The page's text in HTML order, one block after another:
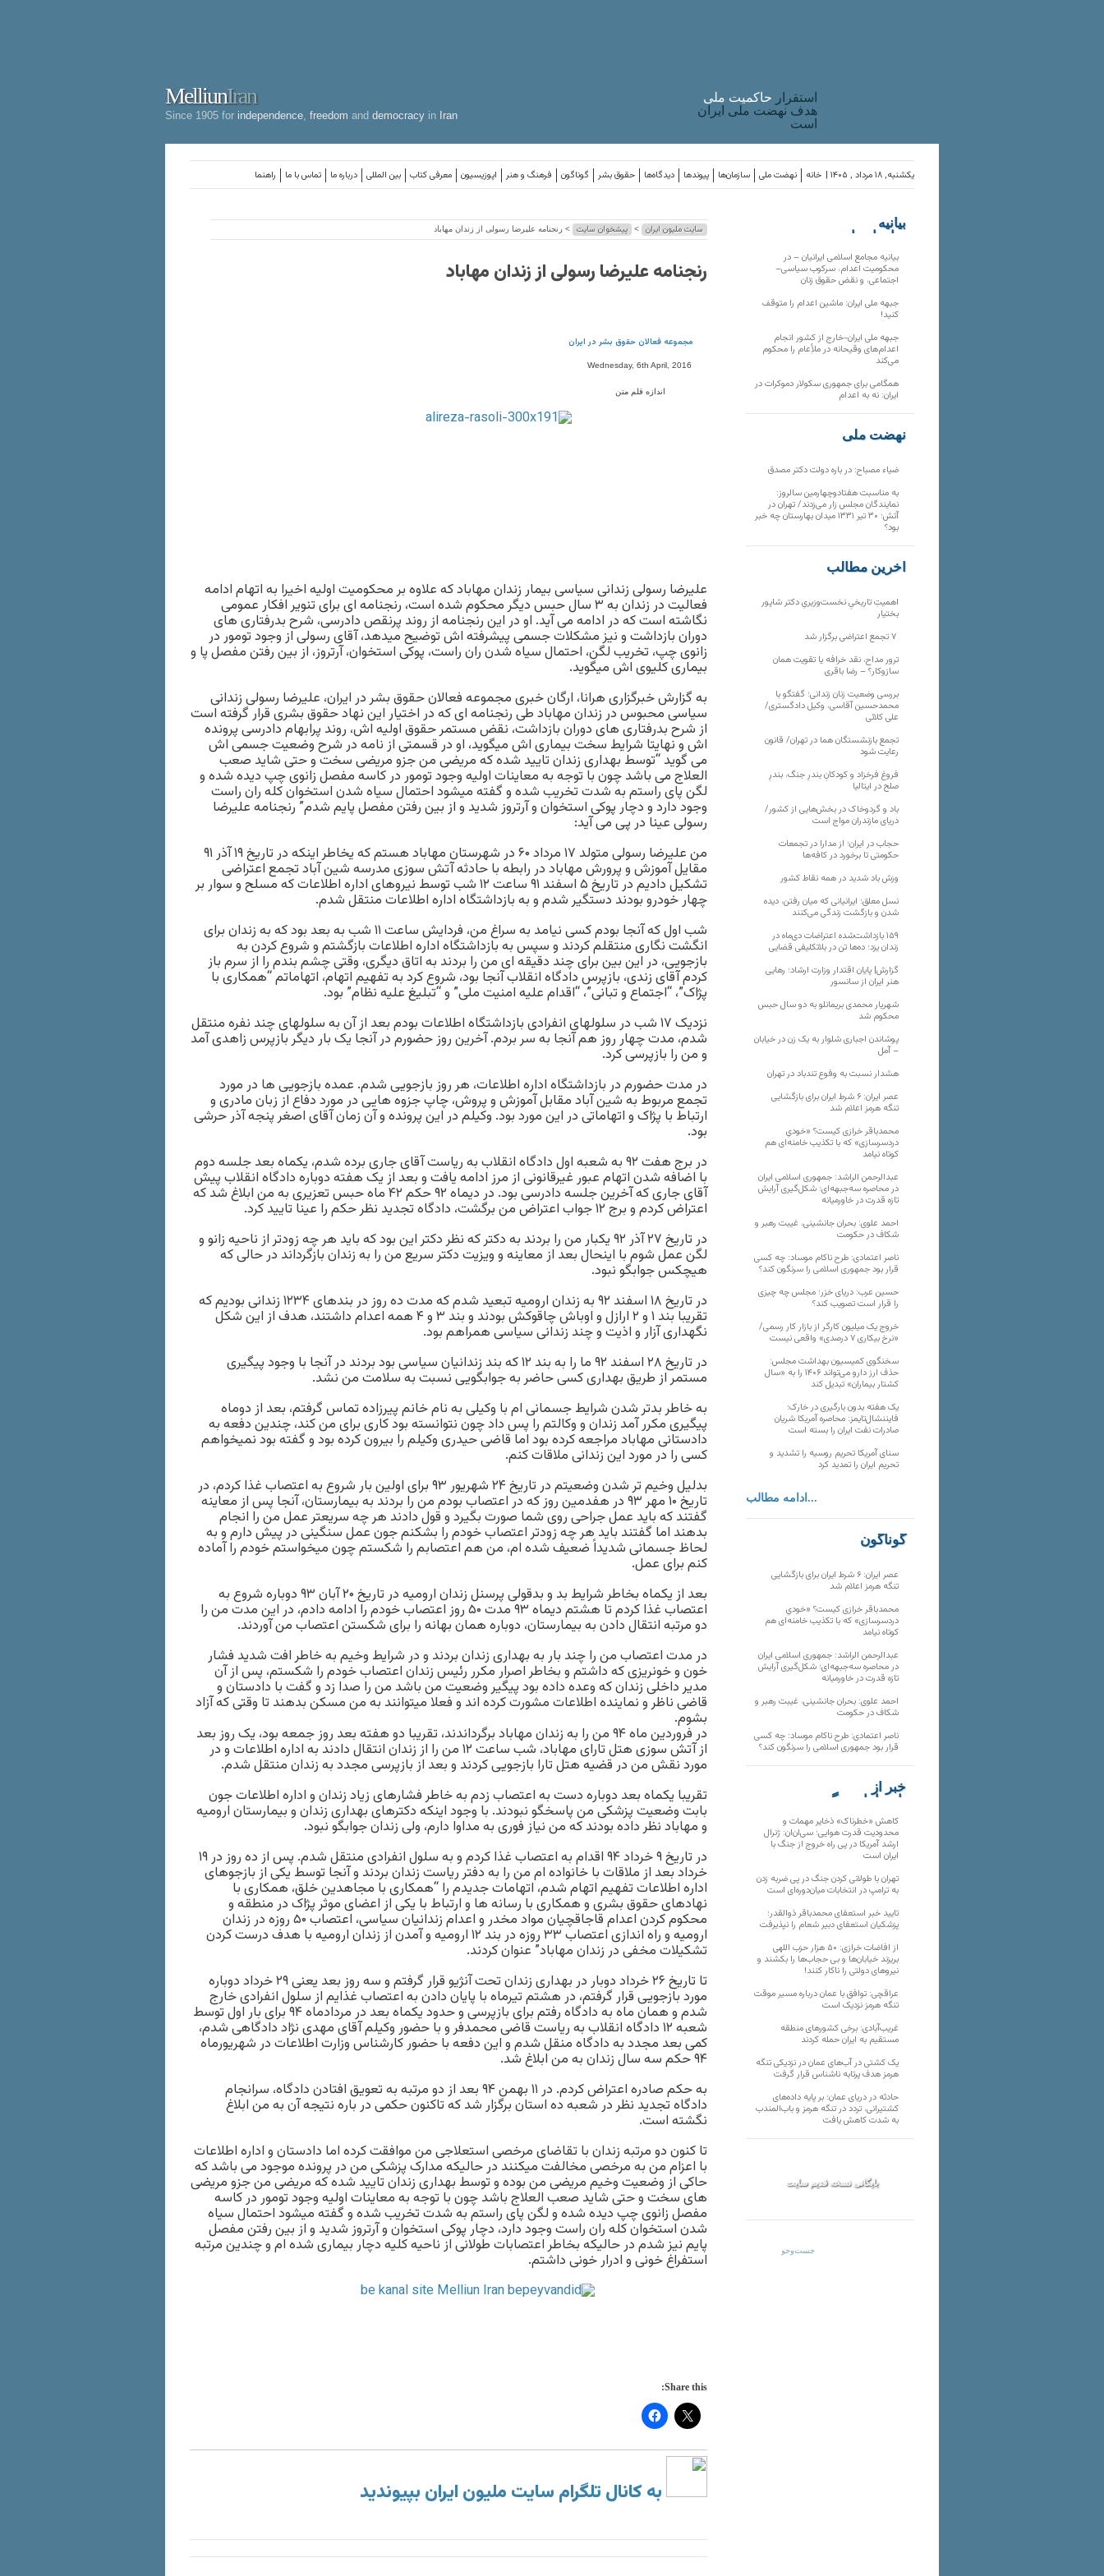
MelliunIran
Since 1905 for independence freedom and democracy in Iran
استقرار حاکميت ملی
هدف نهضت ملی ایران
است
راهنما تماس با ما درباره ما بین المللی معرفی کتاب اپوزیسیون فرهنگ و هنر گوناگون حقوق بشر دیدگاه‌ها پیوندها سازمان‌ها نهضت ملی خانه یکشنبه, ۱۸ مرداد , ۱۴۰۵ |
سایت ملیون ایران > پیشخوان سایت > رنجنامه علیرضا رسولی از زندان مهاباد
رنجنامه علیرضا رسولی از زندان مهاباد
مجموعه فعالان حقوق بشر در ایران
Wednesday, 6th April, 2016
اندازه قلم متن
علیرضا رسولی زندانی سیاسی بیمار زندان مهاباد که علاوه بر محکومیت اولیه اخیرا به اتهام ادامه
فعالیت در زندان به ۳ سال حبس دیگر محکوم شده است، رنجنامه ای برای تنویر افکار عمومی
نگاشته است که در ادامه می آید. او در این رنجنامه از روند پرنقص دادرسی، شرح بدرفتاری های
دوران بازداشت و نیز مشکلات جسمی پیشرفته اش توضیح میدهد، آقای رسولی از وجود تومور در
زانوی چپ، تخریب لگن، احتمال سیاه شدن ران راست، پوکی استخوان، آرتروز، از بین رفتن مفصل پا و
بیماری کلیوی اش میگوید.
به گزارش خبرگزاری هرانا، ارگان خبری مجموعه فعالان حقوق بشر در ایران، علیرضا رسولی زندانی
سیاسی محبوس در زندان مهاباد طی رنجنامه ای که در اختیار این نهاد حقوق بشری قرار گرفته است
از شرح بدرفتاری های دوران بازداشت، نقض مستمر حقوق اولیه اش، روند پرابهام دادرسی پرونده
اش و نهایتا شرایط سخت بیماری اش میگوید، او در قسمتی از نامه در شرح وضعیت جسمی اش
می گوید “توسط بهداری زندان تایید شده که مریضی من جزو مریضی سخت و حتی شاید صعب
العلاج می باشد چون با توجه به معاینات اولیه وجود تومور در کاسه مفصل زانوی چپ دیده شده و
لگن پای راستم به شدت تخریب شده و گفته میشود احتمال سیاه شدن استخوان کله ران راست
وجود دارد و دچار پوکی استخوان و آرتروز شدید و از بین رفتن مفصل پایم شدم” رنجنامه علیرضا
رسولی عینا در پی می آید:
من علیرضا رسولی متولد ۱۷ مرداد ۶۰ در شهرستان مهاباد هستم که یخاطر اینکه در تاریخ ۱۹ آذر ۹۱
مقایل آموزش و پرورش مهاباد در رابطه با حادثه آتش سوزی مدرسه شین آباد تجمع اعتراضی
تشکیل دادیم در تاریخ ۵ اسفند ۹۱ ساعت ۱۲ شب توسط نیروهای اداره اطلاعات که مسلح و سوار بر
چهار خودرو بودند دستگیر شدم و به بازداشتگاه اداره اطلاعات منتقل شدم.
شب اول که آنجا بودم کسی نیامد به سراغ من، فردایش ساعت ۱۱ شب به بعد بود که به زندان برای
انگشت نگاری منتقلم کردند و سپس به بازداشتگاه اداره اطلاعات بازگشتم و شروع کردن به
بازجویی، در این بین برای چند دقیقه ای من را بردند به اتاق دیگری، وقتی چشم بندم را از سرم باز
کردم آقای زندی، بازپرس دادگاه انقلاب آنجا بود، شروع کرد به تفهیم اتهام، اتهاماتم “همکاری با
پژاک”، “اجتماع و تبانی”، “اقدام علیه امنیت ملی” و “تبلیغ علیه نظام” بود.
نزدیک ۱۷ شب در سلولهای انفرادی بازداشتگاه اطلاعات بودم بعد از آن به سلولهای چند نفره منتقل
شدم، مدت چهار روز هم آنجا به سر بردم. آخرین روز حضورم در آنجا یک بار دیگر بازپرس زاهدی آمد
و من را بازپرسی کرد.
در مدت حضورم در بازداشتگاه اداره اطلاعات، هر روز بازجویی شدم. عمده بازجویی ها در مورد
تجمع مربوط به شین آباد مقابل آموزش و پروش، چاپ جزوه هایی در مورد دفاع از زبان مادری و
ارتباط با پژاک و اتهاماتی در این مورد بود. وکیلم در این پرونده و آن زمان آقای اصغر پنجه آذر حرشی
بود.
در برج هفت ۹۲ به شعبه اول دادگاه انقلاب به ریاست آقای جاری برده شدم، یکماه بعد جلسه دوم
با اضافه شدن اتهام عبور غیرقانونی از مرز ادامه یافت و بعد از یک هفته دوباره دادگاه انقلاب پیش
آقای جاری که آخرین جلسه دادرسی بود. در دیماه ۹۲ حکم ۴۲ ماه حبس تعزیری به من ابلاغ شد که
اعتراض کردم و برج ۱۲ جواب اعتراض من برگشت، دادگاه تجدید نظر حکم را عینا تایید کرد.
در تاریخ ۲۷ آذر ۹۲ یکبار من را بردند به دکتر که نظر دکتر این بود که باید هر چه زودتر از ناحیه زانو و
لگن عمل شوم با اینحال بعد از معاینه و ویزیت دکتر سریع من را به زندان بازگرداند در حالی که
هیچکس جوابگو نبود.
در تاریخ ۱۸ اسفند ۹۲ به زندان ارومیه تبعید شدم که مدت ده روز در بندهای ۱۲۳۴ زندانی بودیم که
تقریبا بند ۱ و ۲ ارازل و اوباش چاقوکش بودند و بند ۳ و ۴ همه اعدام داشتند، هدف از این شکل
نگهداری آزار و اذیت و چند زندانی سیاسی همراهم بود.
در تاریخ ۲۸ اسفند ۹۲ ما را به بند ۱۲ که بند زندانیان سیاسی بود بردند در آنجا با وجود پیگیری
مستمر از طریق بهداری کسی حاضر به جوابگویی نسبت به سلامت من نشد.
به خاطر بدتر شدن شرایط جسمانی ام با وکیلی به نام خانم پیرزاده تماس گرفتم، بعد از دوماه
پیگیری مکرر آمد زندان و وکالتم را پس داد چون نتوانسته بود کاری برای من کند، چندین دفعه به
دادستانی مهاباد مراجعه کرده بود اما قاضی حیدری وکیلم را بیرون کرده بود و گفته بود نمیخواهم
کسی را در مورد این زندانی ملاقات کنم.
بدلیل وخیم تر شدن وضعیتم در تاریخ ۲۴ شهریور ۹۳ برای اولین بار شروع به اعتصاب غذا کردم، در
تاریخ ۱۰ مهر ۹۳ در هفدمین روز که در اعتصاب بودم من را بردند به بیمارستان، آنجا پس از معاینه
گفتند که باید عمل جراحی روی شما صورت بگیرد و قول دادند هر چه سریعتر عمل من را انجام
بدهند اما گفتند باید هر چه زودتر اعتصاب خودم را بشکنم جون عمل سنگینی در پیش دارم و به
لحاظ جسمانی شدیداً ضعیف شده ام، من هم اعتصابم را شکستم چون میخواستم خودم را آماده
کنم برای عمل.
بعد از یکماه بخاطر شرایط بد و بدقولی پرسنل زندان ارومیه در تاریخ ۲۰ آبان ۹۳ دوباره شروع به
اعتصاب غذا کردم تا هشتم دیماه ۹۳ مدت ۵۰ روز اعتصاب خودم را ادامه دادم، در این مدت من را
دو مرتبه انتقال دادن به بیمارستان، دوباره همان بهانه را برای شکستن اعتصاب من آوردند.
در مدت اعتصاب من را چند بار به بهداری زندان بردند و در شرایط وخیم به خاطر افت شدید فشار
خون و خونریزی که داشتم و بخاطر اصرار مکرر رئیس زندان اعتصاب خودم را شکستم، پس از آن
مدیر داخلی زندان که وعده داده بود پیگیر وضعیت من باشد من را صدا زد و گفت با دادستان و
قاضی ناظر و نماینده اطلاعات مشورت کرده اند و فعلا میتوانند به من مسکن بدهند تا وقتی که آزاد
بشوم.
در فروردین ماه ۹۴ من را به زندان مهاباد برگرداندند، تقریبا دو هفته بعد روز جمعه بود، یک روز بعد
از آتش سوزی هتل تارای مهاباد، شب ساعت ۱۲ من را از زندان انتقال دادند به اداره اطلاعات و در
مورد نقش من در قضیه هتل تارا بازجویی کردند و بعد از بازپرسی مجدد به زندان منتقل شدم.
تقریبا یکماه بعد دوباره دست به اعتصاب زدم به خاطر فشارهای زیاد زندان و اداره اطلاعات جون
بابت وضعیت پزشکی من پاسخگو نبودند. با وجود اینکه دکترهای بهداری زندان و بیمارستان ارومیه
و مهاباد نظر داده بودند که من نیاز فوری به مداوا دارم، ولی زندان جوابگو نبود.
در تاریخ ۹ خرداد ۹۴ اقدام به اعتصاب غذا کردم و به سلول انفرادی منتقل شدم. پس از ده روز در ۱۹
خرداد بعد از ملاقات با خانواده ام من را به دفتر ریاست زندان بردند و آنجا توسط یکی از بازجوهای
اداره اطلاعات تفهیم اتهام شدم، اتهامات جدیدم را “همکاری با مجاهدین خلق، همکاری با
نهادهای حقوق بشری و همکاری با رسانه ها و ارتباط با یکی از اعضای موثر پژاک در منطقه و
محکوم کردن اعدام قاجاقچیان مواد مخدر و اعدام زندانیان سیاسی، اعتصاب ۵۰ روزه در زندان
ارومیه و راه اندازی اعتصاب ۳۳ روزه در بند ۱۲ ارومیه و آمدن از زندان ارومیه با هدف درست کردن
تشکیلات مخفی در زندان مهاباد” عنوان کردند.
تا تاریخ ۲۶ خرداد دوبار در بهداری زندان تحت آنژیو قرار گرفتم و سه روز بعد یعنی ۲۹ خرداد دوباره
مورد بازجویی قرار گرفتم، در هشتم تیرماه با پایان دادن به اعتصاب غذایم از سلول انفرادی خارج
شدم و همان ماه به دادگاه رفتم برای بازپرسی و حدود یکماه بعد در مردادماه ۹۴ برای بار اول توسط
شعبه ۱۲ دادگاه انقلاب به ریاست قاضی محمدفر و با حضور وکیلم آقای مهدی نژاد دادگاهی شدم،
کمی بعد مجدد به دادگاه منقل شدم و این دفعه با حضور کارشناس وزارت اطلاعات در شهریورماه
۹۴ حکم سه سال زندان به من ابلاغ شد.
به حکم صادره اعتراض کردم. در ۱۱ بهمن ۹۴ بعد از دو مرتبه به تعویق افتادن دادگاه، سرانجام
دادگاه تجدید نظر در شعبه ده استان برگزار شد که تاکنون حکمی در باره نتیجه آن به من ابلاغ
نگشته است.
تا کنون دو مرتبه زندان با تقاضای مرخصی استعلاجی من موافقت کرده اما دادستان و اداره اطلاعات
با اعزام من به مرخصی مخالفت میکنند در حالیکه مدارک پزشکی من در پرونده موجود می باشد که
حاکی از وضعیت وخیم مریضی من بوده و توسط بهداری زندان تایید شده که مریضی من جزو مریضی
های سخت و حتی شاید صعب العلاج باشد چون با توجه به معاینات اولیه وجود تومور در کاسه
مفصل زانوی چپ دیده شده و لگن پای راستم به شدت تخریب شده و گفته میشود احتمال سیاه
شدن استخوان کله ران راست وجود دارد، دچار پوکی استخوان و آرتروز شدید و از بین رفتن مفصل
پایم نیز شدم در حالیکه بخاطر اعتصابات طولانی از ناحیه کلیه دچار بیماری شده ام و چندین مرتبه
استفراغ خونی و ادرار خونی داشتم.
Share this:
به کانال تلگرام سایت ملیون ایران بپیوندید
بیانیه
سازمان‌های
بیانیه مجامع اسلامی ایرانیان – در
محکومیت اعدام، سرکوب سیاسی–
اجتماعی، و نقض حقوق زنان
جبهه ملی ایران: ماشین اعدام را متوقف
کنید!
جبهه ملی ایران-خارج از کشور انجام
اعدام‌های وقیحانه در ملأِعام را محکوم
می‌کند
همگامی برای جمهوری سکولار دموکرات در
ایران: نه به اعدام
نهضت ملی
ضیاء مصباح: در باره دولت دکتر مصدق
به مناسبت هفتادوچهارمین سالروز:
نمایندگان مجلس زار می‌زدند/ تهران در
آتش؛ ۳۰ تیر ۱۳۳۱ میدان بهارستان چه خبر
بود؟
آخرین مطالب
اهمیتِ تاریخیِ نخست‌وزیریِ دکتر شاپور
بختیار
ترور مداح، نقد خرافه یا تقویت همان
سازوکار؟ – رضا باقری
بررسی وضعیت زنان زندانی؛ گفتگو با
محمدحسین آقاسی، وکیل دادگستری/
علی کلائی
تجمع بازنشستگان هما در تهران/ قانون
رعایت شود
فروغ فرخزاد و کودکانِ بندرِ جنگ، بندرِ
صلح در ایتالیا
باد و گردوخاک در بخش‌هایی از کشور/
دریای مازندران مواج است
حجاب در ایران؛ از مدارا در تجمعات
حکومتی تا برخورد در کافه‌ها
وزش باد شدید در همه نقاط کشور
نسل معلق؛ ایرانیانی که میان رفتن، دیده
شدن و بازگشت زندگی می‌کنند
۱۵۹ بازداشت‌شده اعتراضات دی‌ماه در
زندان یزد؛ ده‌ها تن در بلاتکلیفی قضایی
گزارش| پایان اقتدار وزارت ارشاد؛ رهایی
هنر ایران از سانسور
شهریار محمدی بریمانلو به دو سال حبس
محکوم شد
پوشاندن اجباری شلوار به یک زن در خیابان
– آمل
هشدار نسبت به وفوع تندباد در تهران
عصر ایران: ۶ شرط ایران برای بازگشایی
تنگه هرمز اعلام شد
محمدباقر خرازی کیست؟ «خودیِ
دردسرسازی» که با تکذیب خامنه‌ای هم
کوتاه نیامد
عبدالرحمن الراشد: جمهوری اسلامی ایران
در محاصره سه‌جبهه‌ای؛ شکل‌گیری آرایش
تازه قدرت در خاورمیانه
احمد علوی: بحران جانشینی، غیبت رهبر و
شکاف در حکومت
ناصر اعتمادی: طرح ناکام موساد: چه کسی
قرار بود جمهوری اسلامی را سرنگون کند؟
حسین عرب: دریای خزر؛ مجلس چه چیزی
را قرار است تصویب کند؟
خروج یک میلیون کارگر از بازار کار رسمی/
«نرخ بیکاری ۷ درصدی» واقعی نیست
سخنگوی کمیسیون بهداشت مجلس:
حذف ارز دارو می‌تواند ۱۴۰۶ را به «سال
کشتار بیماران» تبدیل کند
یک هفته بدون بارگیری در خارک؛
فایننشال‌تایمز: محاصره آمریکا شریان
صادرات نفت ایران را بسته است
سنای آمریکا تحریم روسیه را تشدید و
تحریم ایران را تمدید کرد
ادامه مطالب...
گوناگون
عصر ایران: ۶ شرط ایران برای بازگشایی
تنگه هرمز اعلام شد
محمدباقر خرازی کیست؟ «خودیِ
دردسرسازی» که با تکذیب خامنه‌ای هم
کوتاه نیامد
عبدالرحمن الراشد: جمهوری اسلامی ایران
در محاصره سه‌جبهه‌ای؛ شکل‌گیری آرایش
تازه قدرت در خاورمیانه
احمد علوی: بحران جانشینی، غیبت رهبر و
شکاف در حکومت
ناصر اعتمادی: طرح ناکام موساد: چه کسی
قرار بود جمهوری اسلامی را سرنگون کند؟
خبر از
تارنماهای دیگر
کاهش «خطرناک» ذخایر مهمات و
محدودیت قدرت هوایی؛ سی‌ان‌ان: ژنرال
ارشد آمریکا در پی راه خروج از جنگ با
ایران است
تهران با طولانی کردن جنگ در پی ضربه زدن
به ترامپ در انتخابات میان‌دوره‌ای است
تایید خبر استعفای محمدباقر ذوالقدر؛
پزشکیان استعفای دبیر شعام را نپذیرفت
از افاضات خرازی: ۵۰ هزار حزب اللهی
بریزند خیابان‌ها و بی حجاب‌ها را بکشند و
نیرو‌های دولتی را ناکار کنند!
عراقچی: توافق با عمان درباره مسیر موقت
تنگه هرمز نزدیک است
غریب‌آبادی: برخی کشورهای منطقه
مستقیم به ایران حمله کردند
یک کشتی در آب‌های عمان در نزدیکی تنگه
هرمز هدف پرتابه ناشناس قرار گرفت
حادثه در دریای عمان؛ بر پایه داده‌های
کشتیرانی، تردد در تنگه هرمز و باب‌المندب
به شدت کاهش یافت
بایگانی نسخه قدیم سایت